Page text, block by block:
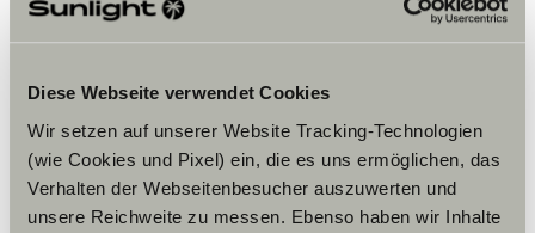
Diese Webseite verwendet Cookies
Wir setzen auf unserer Website Tracking-Technologien
(wie Cookies und Pixel) ein, die es uns ermöglichen, das
Verhalten der Webseitenbesucher auszuwerten und
unsere Reichweite zu messen. Ebenso haben wir Inhalte
Vennligst aksepter
markedsføringscookies for å se
Innstillinger for cookies